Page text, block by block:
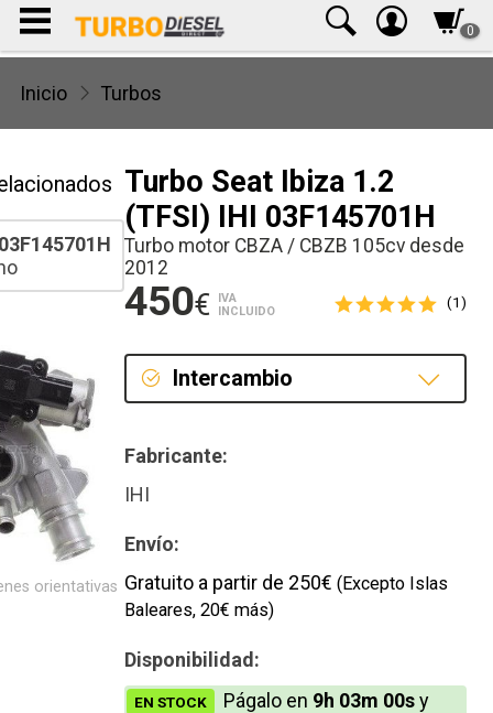
0
Inicio Turbos
Turbo Seat Ibiza 1.2
(TFSI) IHI 03F145701H
Turbo motor CBZA / CBZB 105cv desde
2012
450€
IVA
INCLUIDO
(1)
Intercambio
Fabricante:
IHI
Envío:
Gratuito a partir de 250€ (Excepto Islas
Baleares, 20€ más)
Disponibilidad:
EN STOCK Págalo en 9h 03m 00sy
orientativas